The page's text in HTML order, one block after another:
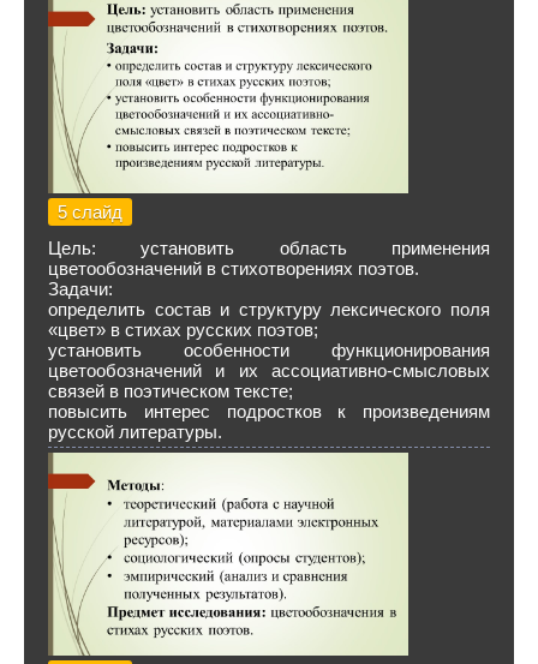
5 слайд
Цель: установить область применения
цветообозначений в стихотворениях поэтов.
Задачи:
определить состав и структуру лексического поля
«цвет» в стихах русских поэтов;
установить особенности функционирования
цветообозначений и их ассоциативно-смысловых
связей в поэтическом тексте;
повысить интерес подростков к произведениям
русской литературы.